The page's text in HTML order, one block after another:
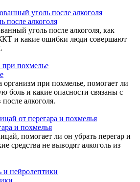
после алкоголя
уголь после алкоголя, как
и какие ошибки люди совершают
организм при похмелье, помогает ли
боль и какие опасности связаны с
алкоголя.
и похмелья
помогает ли он убрать перегар и
средства не выводят алкоголь из